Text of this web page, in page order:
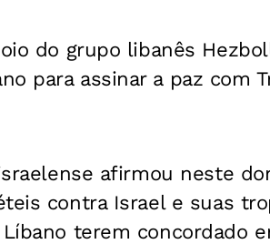
do grupo libanês
para assinar a paz com
afirmou neste
contra Israel e suas
terem concordado